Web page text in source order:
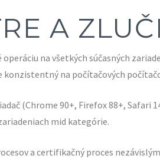
A
na všetkých súčasných
na počítačových
(Chrome 90+, Firefox 88+,
mid kategórie.
a certifikačný proces